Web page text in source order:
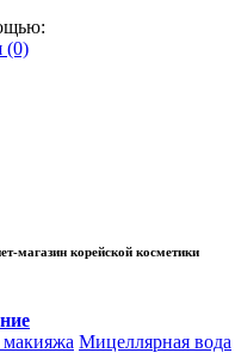
(0)
магазин корейской косметики
Мицеллярная вода